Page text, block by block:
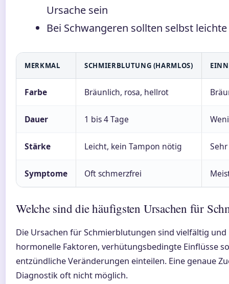
Ursache sein
Bei Schwangeren sollten selbst
MERKMAL SCHMIERBLUTUNG (HARMLOS)
Farbe Bräunlich, rosa, hellrot
Dauer 1 bis 4 Tage
Stärke Leicht, kein Tampon nötig
Symptome Oft schmerzfrei
Welche sind die häufigsten Ursachen für
Die Ursachen für Schmierblutungen sind vielfältig und
hormonelle Faktoren, verhütungsbedingte Einflüsse
entzündliche Veränderungen einteilen. Eine genaue
Diagnostik oft nicht möglich.